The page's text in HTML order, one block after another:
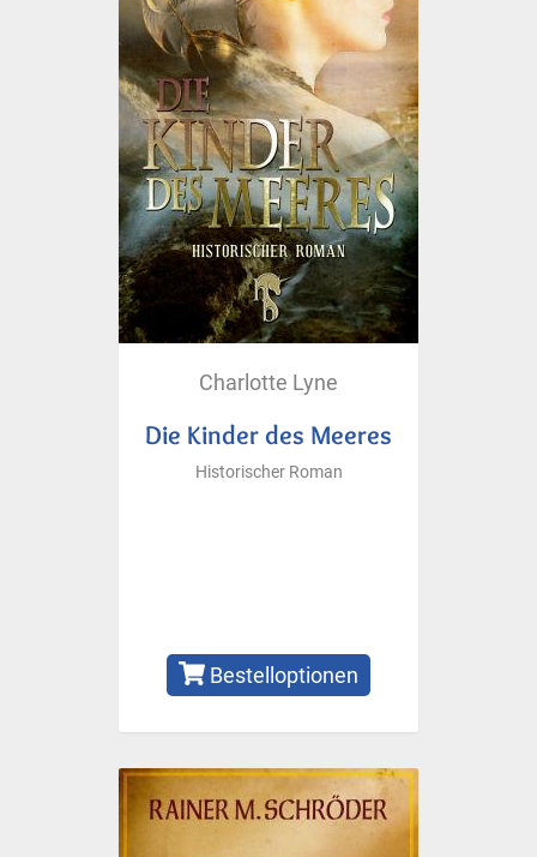
Charlotte Lyne
Die Kinder des Meeres
Historischer Roman
Bestelloptionen